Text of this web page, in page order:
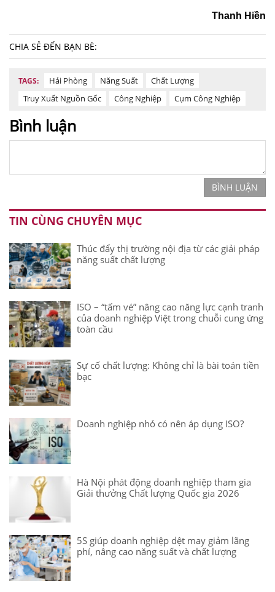
Thanh Hiền
CHIA SẺ ĐẾN BẠN BÈ:
TAGS: Hải Phòng Năng Suất
Chất Lượng
Truy Xuất Nguồn Gốc
Công Nghiệp Cụm Công Nghiệp
Bình luận
BÌNH LUẬN
TIN CÙNG CHUYÊN MỤC
Thúc đẩy thị trường nội địa từ các giải pháp
năng suất chất lượng
ISO – “tấm vé” nâng cao năng lực cạnh tranh
của doanh nghiệp Việt trong chuỗi cung ứng
toàn cầu
Sự cố chất lượng: Không chỉ là bài toán tiền
bạc
Doanh nghiệp nhỏ có nên áp dụng ISO?
Hà Nội phát động doanh nghiệp tham gia
Giải thưởng Chất lượng Quốc gia 2026
5S giúp doanh nghiệp dệt may giảm lãng
phí, nâng cao năng suất và chất lượng